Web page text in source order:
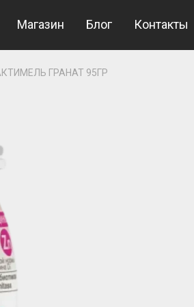
Магазин Блог Контакты
ГРАНАТ 95ГР